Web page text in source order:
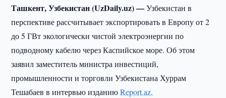
Ташкент, Узбекистан (UzDaily.uz) —Узбекистан в
перспективе рассчитывает экспортировать в Европу от 2
до 5 ГВт экологически чистой электроэнергии по
подводному кабелю через Каспийское море. Об этом
заявил заместитель министра инвестиций,
промышленности и торговли Узбекистана Хуррам
Тешабаев в интервью изданиюReport.az.